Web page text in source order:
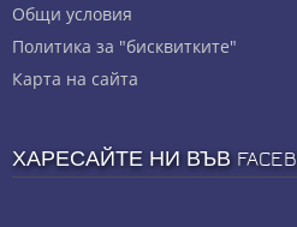
Общи условия
Политика за "бисквитките"
Карта на сайта
ХАРЕСАЙТЕ НИ ВЪВ